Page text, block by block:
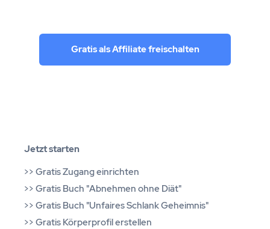
Gratis als Affiliate freischalten
Jetzt starten
>> Gratis Zugang einrichten
>> Gratis Buch "Abnehmen ohne Diät"
>> Gratis Buch "Unfaires Schlank Geheimnis"
>> Gratis Körperprofil erstellen